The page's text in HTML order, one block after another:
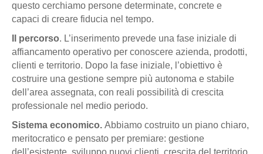
questo cerchiamo persone determinate, concrete e
capaci di creare fiducia nel tempo.
Il percorso. L’inserimento prevede una fase iniziale di
affiancamento operativo per conoscere azienda, prodotti,
clienti e territorio. Dopo la fase iniziale, l’obiettivo è
costruire una gestione sempre più autonoma e stabile
dell’area assegnata, con reali possibilità di crescita
professionale nel medio periodo.
Sistema economico. Abbiamo costruito un piano chiaro,
meritocratico e pensato per premiare: gestione